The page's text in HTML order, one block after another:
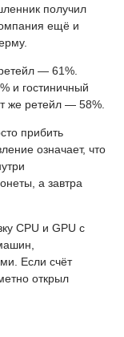
получил
ещё и
— 61%.
и гостиничный
же ретейл — 58%.
прибить
означает, что
а завтра
CPU и GPU с
Если счёт
открыл